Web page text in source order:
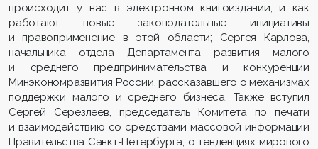
происходит у нас в электронном книгоиздании, и как
работают новые законодательные инициативы
и правоприменение в этой области; Сергея Карлова,
начальника отдела Департамента развития малого
и среднего предпринимательства и конкуренции
Минэкономразвития России, рассказавшего о механизмах
поддержки малого и среднего бизнеса. Также вступил
Сергей Серезлеев, председатель Комитета по печати
и взаимодействию со средствами массовой информации
Правительства Санкт-Петербурга; о тенденциях мирового